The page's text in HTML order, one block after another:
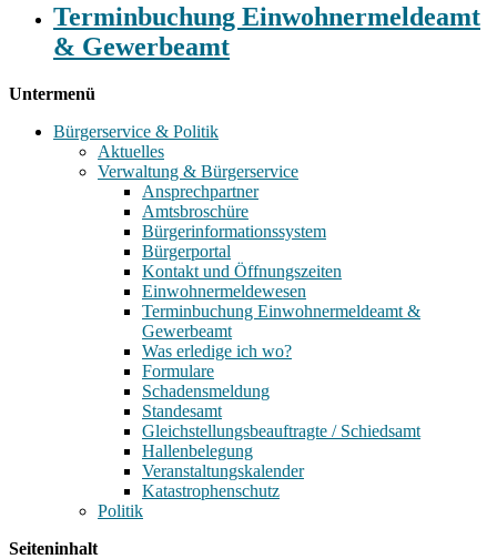
Terminbuchung Einwohnermeldeamt
& Gewerbeamt
Untermenü
Bürgerservice & Politik
Aktuelles
Verwaltung & Bürgerservice
Ansprechpartner
Amtsbroschüre
Bürgerinformationssystem
Bürgerportal
Kontakt und Öffnungszeiten
Einwohnermeldewesen
Terminbuchung Einwohnermeldeamt &
Gewerbeamt
Was erledige ich wo?
Formulare
Schadensmeldung
Standesamt
Gleichstellungsbeauftragte / Schiedsamt
Hallenbelegung
Veranstaltungskalender
Katastrophenschutz
Politik
Seiteninhalt